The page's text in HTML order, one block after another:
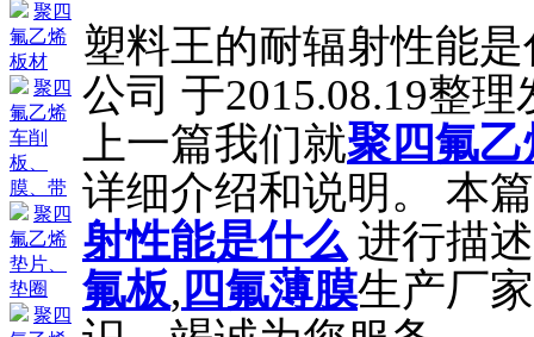
聚四
氟乙烯
板材
聚四
氟乙烯
车削
板、
膜、带
聚四
氟乙烯
垫片、
垫圈
聚四
塑料王的耐辐射性能
公司 于2015.08.19整理
上一篇我们就聚四氟
详细介绍和说明。 本
射性能是什么 进行描
氟板, 四氟薄膜生产厂